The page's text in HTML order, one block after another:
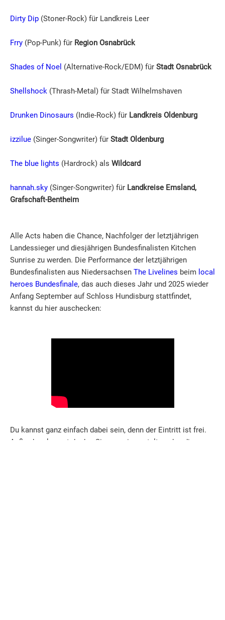
Dirty Dip (Stoner-Rock) für Landkreis Leer
Frry (Pop-Punk) für Region Osnabrück
Shades of Noel (Alternative-Rock/EDM) für Stadt Osnabrück
Shellshock (Thrash-Metal) für Stadt Wilhelmshaven
Drunken Dinosaurs (Indie-Rock) für Landkreis Oldenburg
izzilue (Singer-Songwriter) für Stadt Oldenburg
The blue lights (Hardrock) als Wildcard
hannah.sky (Singer-Songwriter) für Landkreise Emsland,
Grafschaft-Bentheim
Alle Acts haben die Chance, Nachfolger der letztjährigen
Landessieger und diesjährigen Bundesfinalisten Kitchen
Sunrise zu werden. Die Performance der letztjährigen
Bundesfinalisten aus Niedersachsen The Livelines beim local
heroes Bundesfinale, das auch dieses Jahr und 2025 wieder
Anfang September auf Schloss Hundisburg stattfindet,
kannst du hier auschecken:
Du kannst ganz einfach dabei sein, denn der Eintritt ist frei.
Außerdem kannst du den Siegerpreis gestalten, den die